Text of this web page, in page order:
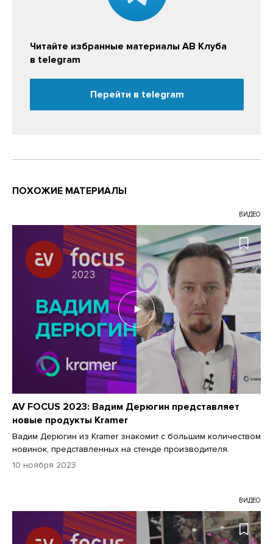
Читайте избранные материалы АВ Клуба
в telegram
Перейти в telegram
ПОХОЖИЕ МАТЕРИАЛЫ
ВИДЕО
AV FOCUS 2023: Вадим Дерюгин представляет
новые продукты Kramer
Вадим Дерюгин из Kramer знакомит с большим количеством
новинок, представленных на стенде производителя.
10 ноября 2023
ВИДЕО